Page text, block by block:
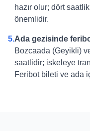
hazır olur; dört
önemlidir.
5.Ada gezisinde
Bozcaada (Geyikli)
saatlidir; iskeleye
Feribot bileti ve ada